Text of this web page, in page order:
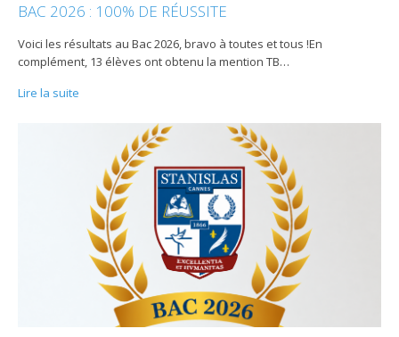
BAC 2026 : 100% DE RÉUSSITE
Voici les résultats au Bac 2026, bravo à toutes et tous !En
complément, 13 élèves ont obtenu la mention TB…
Lire la suite